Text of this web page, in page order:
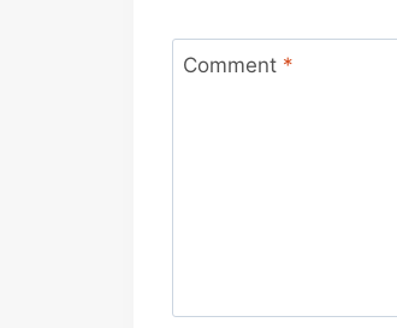
Comment *